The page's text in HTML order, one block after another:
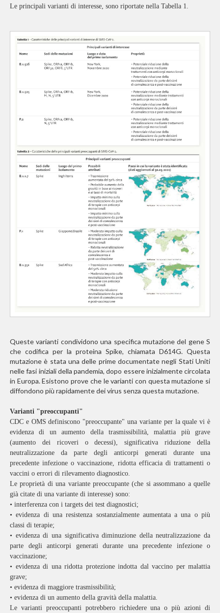
Le principali varianti di interesse, sono riportate nella Tabella 1.
Queste varianti condividono una specifica mutazione del gene S
che codifica per la proteina Spike, chiamata D614G. Questa
mutazione è stata una delle prime documentate negli Stati Uniti
nelle fasi iniziali della pandemia, dopo essere inizialmente circolata
in Europa. Esistono prove che le varianti con questa mutazione si
diffondono più rapidamente dei virus senza questa mutazione.
Varianti "preoccupanti"
CDC e OMS definiscono "preoccupante" una variante per la quale vi è
evidenza di un aumento della trasmissibilità, malattia più grave
(aumento dei ricoveri o decessi), significativa riduzione della
neutralizzazione da parte degli anticorpi generati durante una
precedente infezione o vaccinazione, ridotta efficacia di trattamenti o
vaccini o errori di rilevamento diagnostico.
Le proprietà di una variante preoccupante (che si assommano a quelle
già citate di una variante di interesse) sono:
• interferenza con i targets dei test diagnostici;
• evidenza di una resistenza sostanzialmente aumentata a una o più
classi di terapie;
• evidenza di una significativa diminuzione della neutralizzazione da
parte degli anticorpi generati durante una precedente infezione o
vaccinazione;
• evidenza di una ridotta protezione indotta dal vaccino per malattia
grave;
• evidenza di maggiore trasmissibilità;
• evidenza di un aumento della gravità della malattia.
Le varianti preoccupanti potrebbero richiedere una o più azioni di